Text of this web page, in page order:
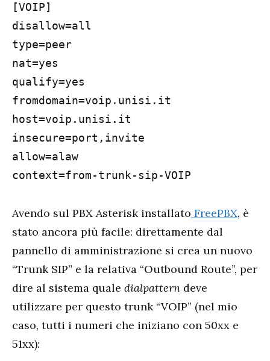
[VOIP]
disallow=all
type=peer
nat=yes
qualify=yes
fromdomain=voip.unisi.it
host=voip.unisi.it
insecure=port,invite
allow=alaw
Avendo sul PBX Asterisk installato FreePBX, è
stato ancora più facile: direttamente dal
pannello di amministrazione si crea un nuovo
“Trunk SIP” e la relativa “Outbound Route”, per
dire al sistema quale dialpattern deve
utilizzare per questo trunk “VOIP” (nel mio
caso, tutti i numeri che iniziano con 50xx e
51xx):